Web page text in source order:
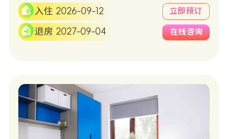
入住 2026-09-12
退房 2027-09-04
立即预订
在线咨询